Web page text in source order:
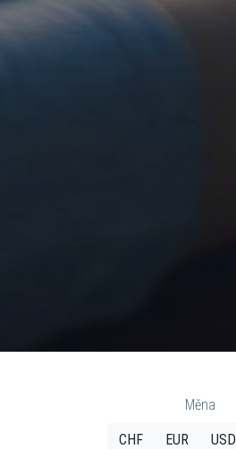
Měna
CHF EUR USD